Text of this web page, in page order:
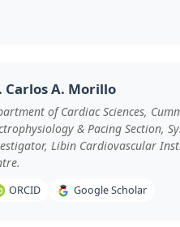
Carlos A. Morillo
of Cardiac Sciences,
& Pacing Section,
Libin Cardiovascular
ORCID Google Scholar